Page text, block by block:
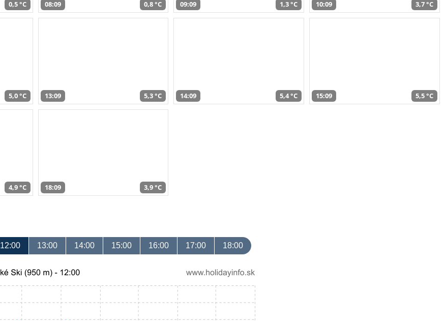
0,5 °C 08:09 0,8 °C 09:09 1,3 °C 10:09 3,7 °C
5,0 °C 13:09 5,3 °C 14:09 5,4 °C 15:09 5,5 °C
4,9 °C 18:09 3,9 °C
12:00 13:00 14:00 15:00 16:00 17:00 18:00